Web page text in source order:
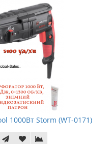
1000Вт Storm (WT-0171)